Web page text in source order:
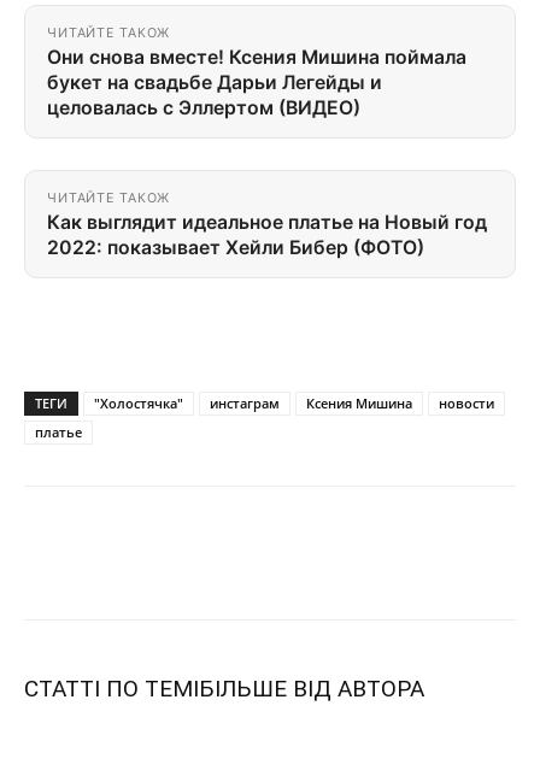
ЧИТАЙТЕ ТАКОЖ
Они снова вместе! Ксения Мишина поймала
букет на свадьбе Дарьи Легейды и
целовалась с Эллертом (ВИДЕО)
ЧИТАЙТЕ ТАКОЖ
Как выглядит идеальное платье на Новый год
2022: показывает Хейли Бибер (ФОТО)
ТЕГИ "Холостячка" инстаграм Ксения Мишина
новости
платье
СТАТТІ ПО ТЕМІБІЛЬШЕ ВІД АВТОРА